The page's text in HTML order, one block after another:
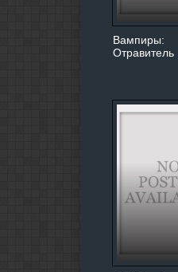
Вампиры:
Отравитель